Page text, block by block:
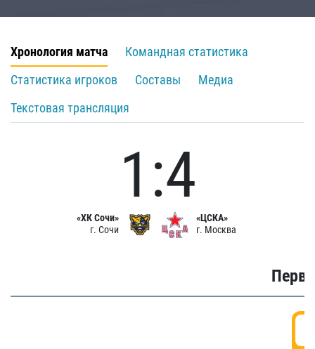
Хронология матча
Командная статистика
Статистика игроков
Составы
Медиа
Текстовая трансляция
«ХК Сочи»
г. Сочи
1:4
«ЦСКА»
г. Москва